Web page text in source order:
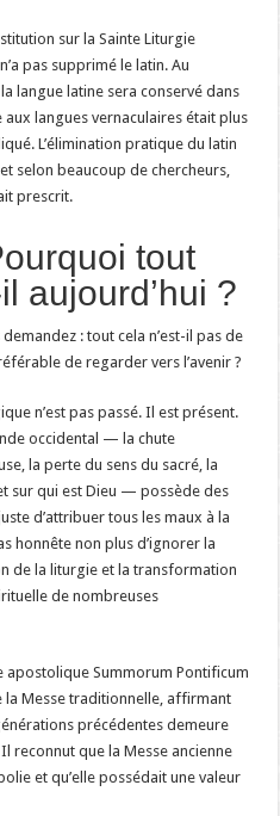
sur la Sainte Liturgie
pas supprimé le latin. Au
langue latine sera conservé dans
aux langues vernaculaires était plus
L’élimination pratique du latin
selon beaucoup de chercheurs,
prescrit.
tout
aujourd’hui ?
: tout cela n’est-il pas de
de regarder vers l’avenir ?
n’est pas passé. Il est présent.
occidental — la chute
la perte du sens du sacré, la
sur qui est Dieu — possède des
d’attribuer tous les maux à la
honnête non plus d’ignorer la
de la liturgie et la transformation
de nombreuses
apostolique Summorum Pontificum
la Messe traditionnelle, affirmant
précédentes demeure
reconnut que la Messe ancienne
et qu’elle possédait une valeur